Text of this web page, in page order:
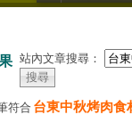
站內文章搜尋：
符合 台東中秋烤肉食